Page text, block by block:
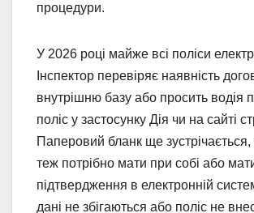
процедури.
У 2026 році майже всі поліси
Інспектор перевіряє наявність
внутрішню базу або просить водія
поліс у застосунку Дія чи на сайті
Паперовий бланк ще
теж потрібно мати при собі або
підтвердження в електронній
дані не збігаються або поліс не